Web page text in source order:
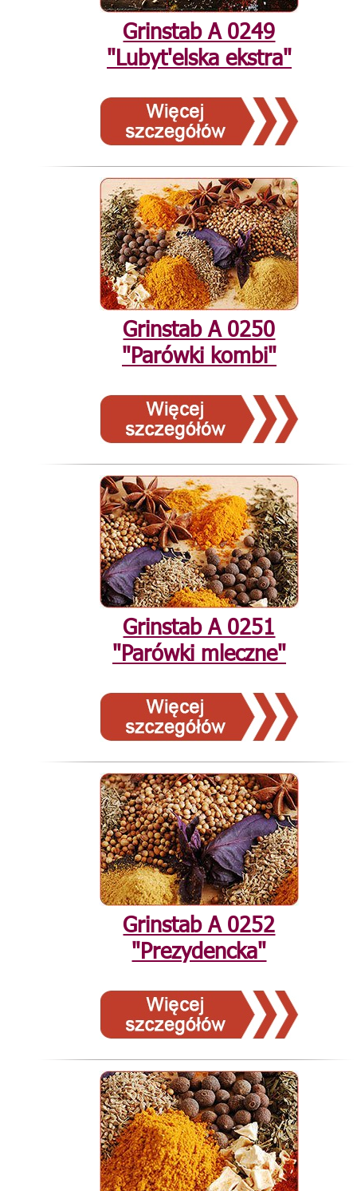
Grinstab А 0249
"Lubyt'elska ekstra"
Grinstab А 0250
"Parówki kombi"
Grinstab А 0251
"Parówki mleczne"
Grinstab А 0252
"Prezydencka"